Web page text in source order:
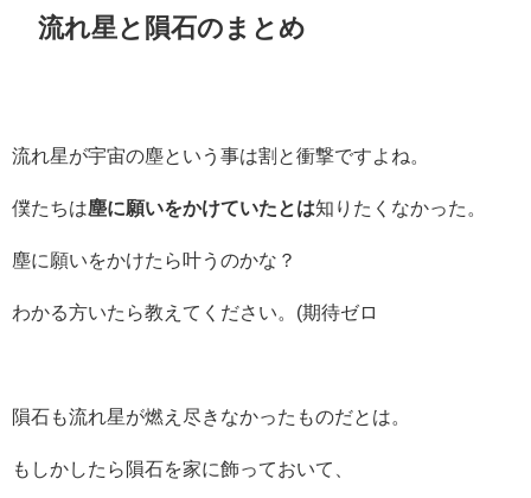
流れ星と隕石のまとめ
流れ星が宇宙の塵という事は割と衝撃ですよね。
僕たちは塵に願いをかけていたとは知りたくなかった。
塵に願いをかけたら叶うのかな？
わかる方いたら教えてください。(期待ゼロ
隕石も流れ星が燃え尽きなかったものだとは。
もしかしたら隕石を家に飾っておいて、